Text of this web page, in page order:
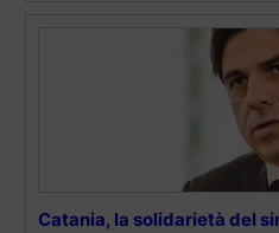
Catania, la solidarietà del